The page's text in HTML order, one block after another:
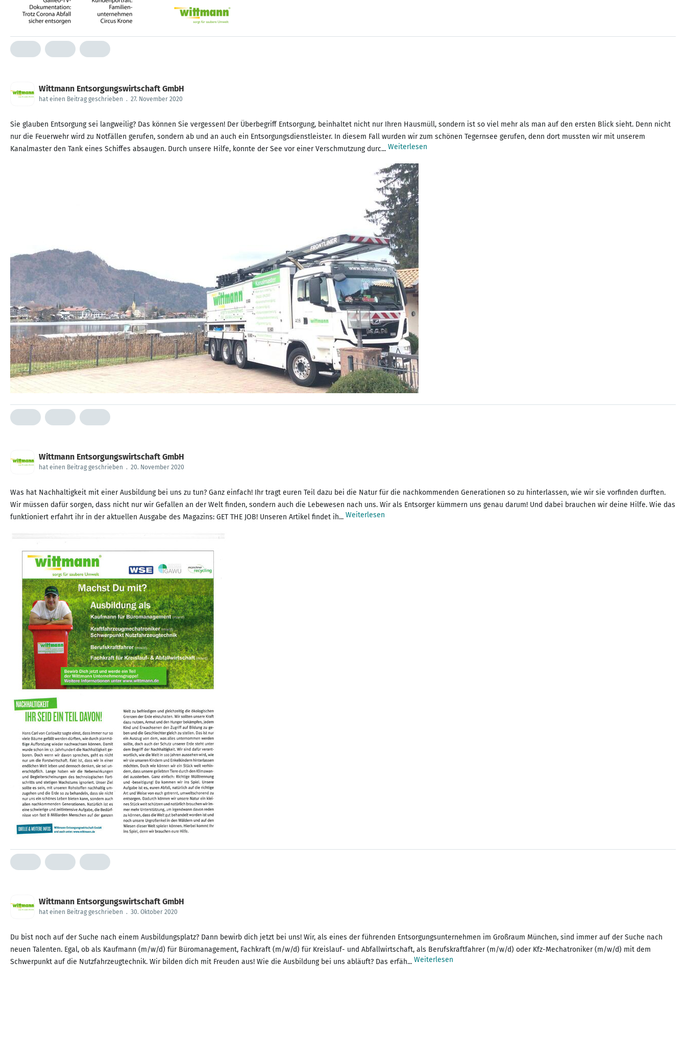
Wittmann Entsorgungswirtschaft GmbH
hat einen Beitrag geschrieben . 27. November 2020
Sie glauben Entsorgung sei langweilig? Das können Sie vergessen! Der Überbegriff Entsorgung, beinhaltet nicht nur Ihren Hausmüll, sondern ist so viel mehr als man auf den ersten Blick sieht. Denn nicht
nur die Feuerwehr wird zu Notfällen gerufen, sondern ab und an auch ein Entsorgungsdienstleister. In diesem Fall wurden wir zum schönen Tegernsee gerufen, denn dort mussten wir mit unserem
Kanalmaster den Tank eines Schiffes absaugen. Durch unsere Hilfe, konnte der See vor einer Verschmutzung durc... Weiterlesen
Wittmann Entsorgungswirtschaft GmbH
hat einen Beitrag geschrieben . 20. November 2020
Was hat Nachhaltigkeit mit einer Ausbildung bei uns zu tun? Ganz einfach! Ihr tragt euren Teil dazu bei die Natur für die nachkommenden Generationen so zu hinterlassen, wie wir sie vorfinden durften.
Wir müssen dafür sorgen, dass nicht nur wir Gefallen an der Welt finden, sondern auch die Lebewesen nach uns. Wir als Entsorger kümmern uns genau darum! Und dabei brauchen wir deine Hilfe. Wie das
funktioniert erfahrt ihr in der aktuellen Ausgabe des Magazins: GET THE JOB! Unseren Artikel findet ih... Weiterlesen
Wittmann Entsorgungswirtschaft GmbH
hat einen Beitrag geschrieben . 30. Oktober 2020
Du bist noch auf der Suche nach einem Ausbildungsplatz? Dann bewirb dich jetzt bei uns! Wir, als eines der führenden Entsorgungsunternehmen im Großraum München, sind immer auf der Suche nach
neuen Talenten. Egal, ob als Kaufmann (m/w/d) für Büromanagement, Fachkraft (m/w/d) für Kreislauf- und Abfallwirtschaft, als Berufskraftfahrer (m/w/d) oder Kfz-Mechatroniker (m/w/d) mit dem
Schwerpunkt auf die Nutzfahrzeugtechnik. Wir bilden dich mit Freuden aus! Wie die Ausbildung bei uns abläuft? Das erfäh... Weiterlesen